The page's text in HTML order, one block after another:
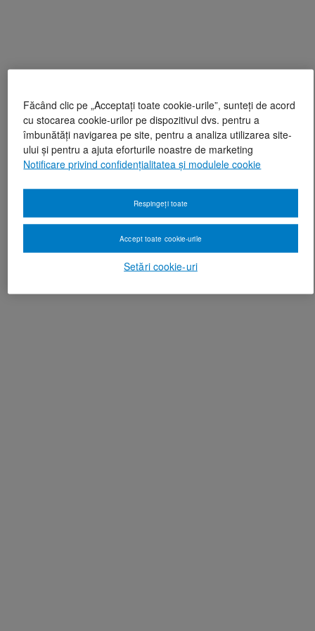
Făcând clic pe „Acceptați toate cookie-urile”, sunteți de acord
cu stocarea cookie-urilor pe dispozitivul dvs. pentru a
îmbunătăți navigarea pe site, pentru a analiza utilizarea site-
ului și pentru a ajuta eforturile noastre de marketing
Notificare privind confidențialitatea și modulele cookie
Setări cookie-uri
Respingeți toate
Accept toate cookie-urile